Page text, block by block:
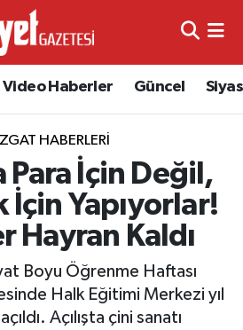
Video Haberler Güncel
HABERLERI
Para İçin Değil,
İçin Yapıyorlar!
Hayran Kaldı
Boyu Öğrenme Haftası
Halk Eğitimi Merkezi yıl
Açılışta çini sanatı